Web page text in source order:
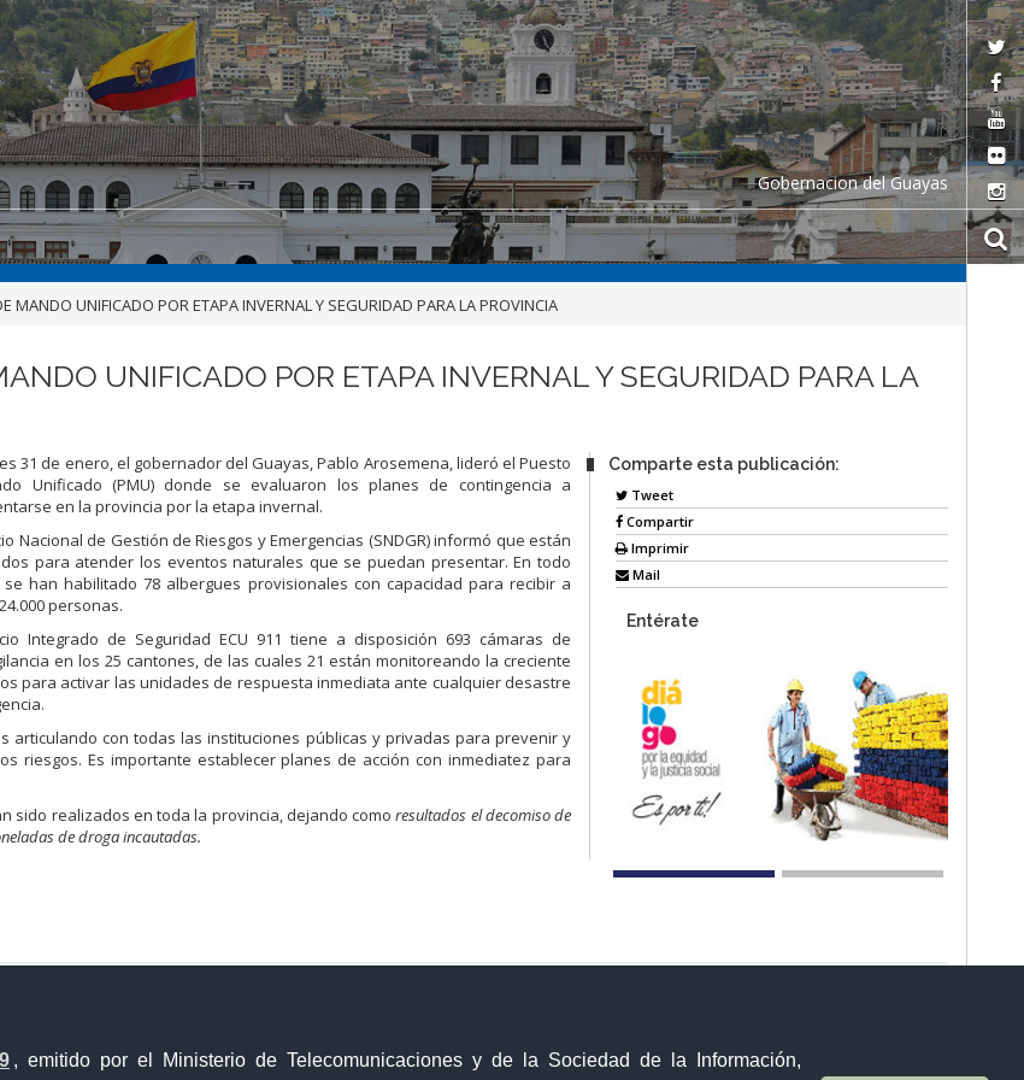
, emitido por el Ministerio de Telecomunicaciones y de la Sociedad de la Información,
Gobernacion del Guayas
MANDO UNIFICADO POR ETAPA INVERNAL Y SEGURIDAD PARA LA PROVINCIA
UNIFICADO POR ETAPA INVERNAL Y SEGURIDAD PARA LA
31 de enero, el gobernador del Guayas, Pablo Arosemena, lideró el Puesto
Unificado (PMU) donde se evaluaron los planes de contingencia a
en la provincia por la etapa invernal.
Nacional de Gestión de Riesgos y Emergencias (SNDGR) informó que están
para atender los eventos naturales que se puedan presentar. En todo
se han habilitado 78 albergues provisionales con capacidad para recibir a
personas.
Integrado de Seguridad ECU 911 tiene a disposición 693 cámaras de
en los 25 cantones, de las cuales 21 están monitoreando la creciente
para activar las unidades de respuesta inmediata ante cualquier desastre
articulando con todas las instituciones públicas y privadas para prevenir y
riesgos. Es importante establecer planes de acción con inmediatez para
sido realizados en toda la provincia, dejando comoresultados el decomiso de
de droga incautadas.
Comparte esta publicación:
Tweet
Compartir
Imprimir
Mail
Entérate